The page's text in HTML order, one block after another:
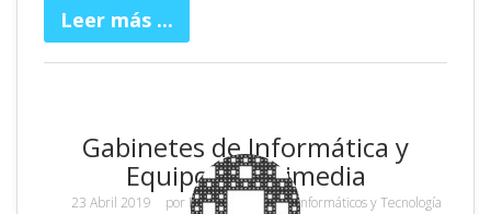
Leer más ...
Gabinetes de Informática y
Equipos Multimedia
23 Abril 2019 por Dpto. de Servicios Informáticos y Tecnología